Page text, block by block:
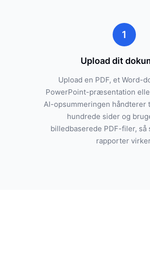
1
Upload dit
Upload en PDF, et Word-
PowerPoint-præsentation
AI-opsummeringen håndterer
hundrede sider og
billedbaserede PDF-filer, så
rapporter